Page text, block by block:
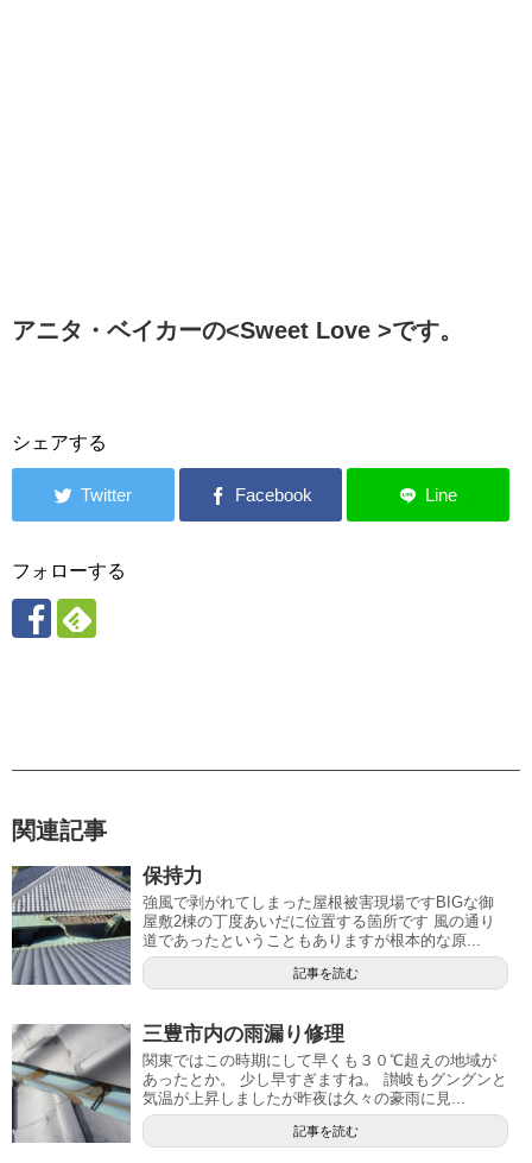
アニタ・ベイカーの<Sweet Love >です。
シェアする
フォローする
関連記事
保持力
強風で剥がれてしまった屋根被害現場ですBIGな御
屋敷2棟の丁度あいだに位置する箇所です 風の通り
道であったということもありますが根本的な原...
記事を読む
三豊市内の雨漏り修理
関東ではこの時期にして早くも３０℃超えの地域が
あったとか。 少し早すぎますね。 讃岐もグングンと
気温が上昇しましたが昨夜は久々の豪雨に見...
記事を読む